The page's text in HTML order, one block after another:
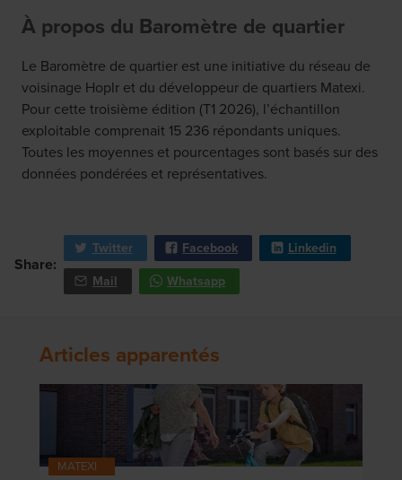
À propos du Baromètre de quartier
Le Baromètre de quartier est une initiative du réseau de
voisinage Hoplr et du développeur de quartiers Matexi.
Pour cette troisième édition (T1 2026), l’échantillon
exploitable comprenait 15 236 répondants uniques.
Toutes les moyennes et pourcentages sont basés sur des
données pondérées et représentatives.
Share:
Twitter Facebook
Linkedin
Mail
Whatsapp
Articles apparentés
MATEXI